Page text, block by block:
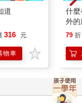
道
316 元
物車
什
外
79 折